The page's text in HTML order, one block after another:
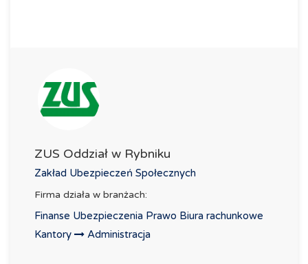
ZUS Oddział w Rybniku
Zakład Ubezpieczeń Społecznych
Firma działa w branżach:
Finanse Ubezpieczenia Prawo Biura rachunkowe
Kantory
Administracja